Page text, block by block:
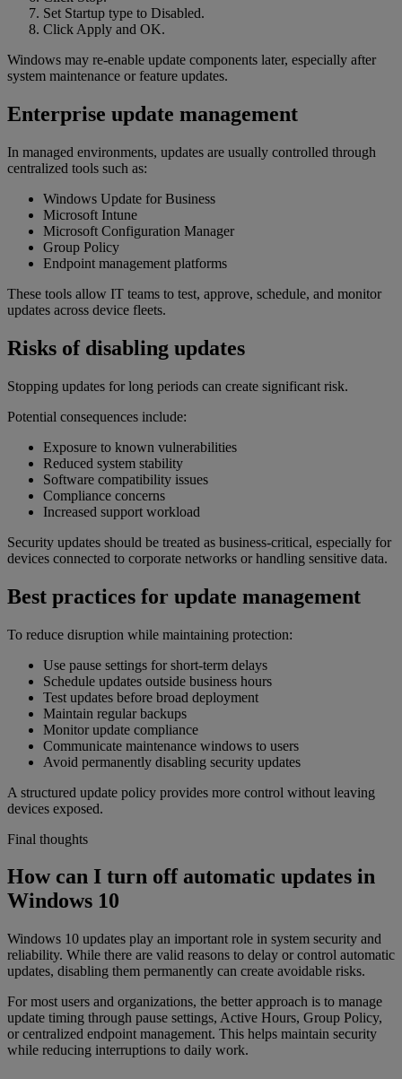
Set Startup type to Disabled.
Click Apply and OK.
Windows may re-enable update components later, especially after
system maintenance or feature updates.
Enterprise update management
In managed environments, updates are usually controlled through
centralized tools such as:
Windows Update for Business
Microsoft Intune
Microsoft Configuration Manager
Group Policy
Endpoint management platforms
These tools allow IT teams to test, approve, schedule, and monitor
updates across device fleets.
Risks of disabling updates
Stopping updates for long periods can create significant risk.
Potential consequences include:
Exposure to known vulnerabilities
Reduced system stability
Software compatibility issues
Compliance concerns
Increased support workload
Security updates should be treated as business-critical, especially for
devices connected to corporate networks or handling sensitive data.
Best practices for update management
To reduce disruption while maintaining protection:
Use pause settings for short-term delays
Schedule updates outside business hours
Test updates before broad deployment
Maintain regular backups
Monitor update compliance
Communicate maintenance windows to users
Avoid permanently disabling security updates
A structured update policy provides more control without leaving
devices exposed.
Final thoughts
How can I turn off automatic updates in
Windows 10
Windows 10 updates play an important role in system security and
reliability. While there are valid reasons to delay or control automatic
updates, disabling them permanently can create avoidable risks.
For most users and organizations, the better approach is to manage
update timing through pause settings, Active Hours, Group Policy,
or centralized endpoint management. This helps maintain security
while reducing interruptions to daily work.